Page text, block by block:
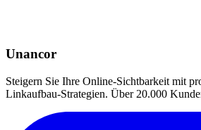
Unancor
Steigern Sie Ihre Online-Sichtbarkeit mit
Linkaufbau-Strategien. Über 20.000